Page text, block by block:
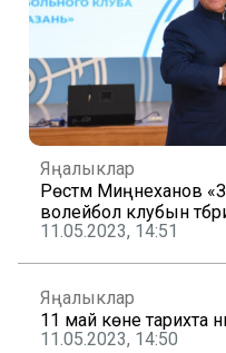
Яңалыклар
Рөстәм Миңнеханов
волейбол клубын
11.05.2023, 14:51
Яңалыклар
11 май көне тарихта
11.05.2023, 14:50